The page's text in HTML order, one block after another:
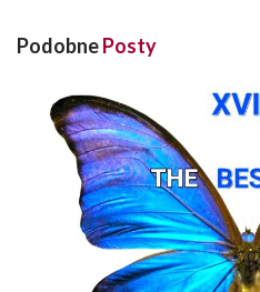
PodobnePosty